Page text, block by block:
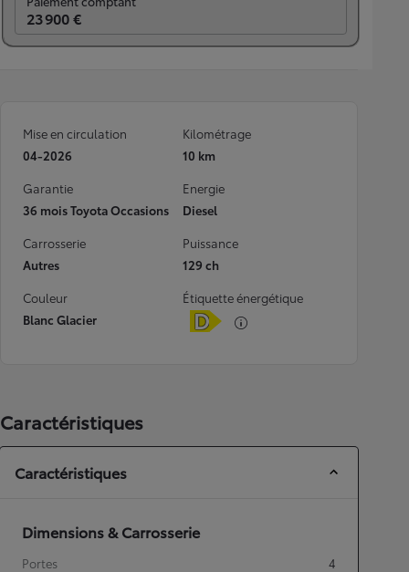
23 900 €
Mise en circulation
04-2026
Kilométrage
10 km
Garantie
36 mois Toyota Occasions
Energie
Diesel
Carrosserie
Autres
Puissance
129 ch
Couleur
Blanc Glacier
Étiquette énergétique
Caractéristiques
Caractéristiques
Dimensions & Carrosserie
Portes
4